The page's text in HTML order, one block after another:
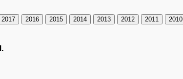
2017 2016 2015 2014 2013 2012 2011 2010